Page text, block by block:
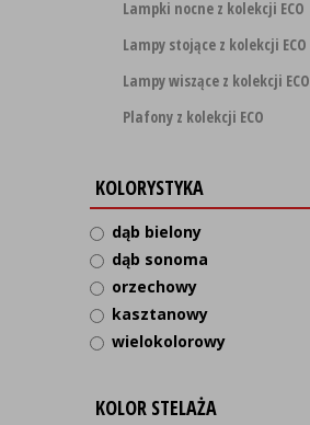
Lampki nocne z kolekcji ECO
Lampy stojące z kolekcji ECO
Lampy wiszące z kolekcji ECO
Plafony z kolekcji ECO
KOLORYSTYKA
dąb bielony
dąb sonoma
orzechowy
kasztanowy
wielokolorowy
KOLOR STELAŻA